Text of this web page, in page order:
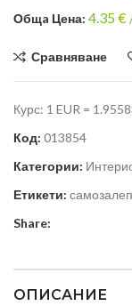
Общa Цена: 4.35€
Сравняване
Курс: 1 EUR =
Код: 013854
Категории:
Етикети:
Share:
ОПИСАНИЕ